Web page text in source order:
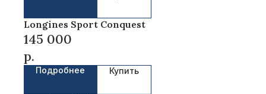
Longines Sport Conquest
145 000
р.
Подробнее Купить